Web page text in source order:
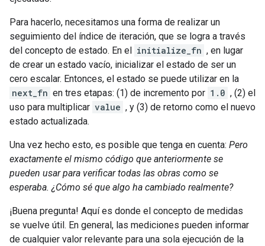
Para hacerlo, necesitamos una forma de realizar un
seguimiento del índice de iteración, que se logra a través
del concepto de estado. En el initialize_fn , en lugar
de crear un estado vacío, inicializar el estado de ser un
cero escalar. Entonces, el estado se puede utilizar en la
next_fn en tres etapas: (1) de incremento por 1.0 , (2) el
uso para multiplicar value , y (3) de retorno como el nuevo
estado actualizada.
Una vez hecho esto, es posible que tenga en cuenta: Pero
exactamente el mismo código que anteriormente se
pueden usar para verificar todas las obras como se
esperaba. ¿Cómo sé que algo ha cambiado realmente?
¡Buena pregunta! Aquí es donde el concepto de medidas
se vuelve útil. En general, las mediciones pueden informar
de cualquier valor relevante para una sola ejecución de la